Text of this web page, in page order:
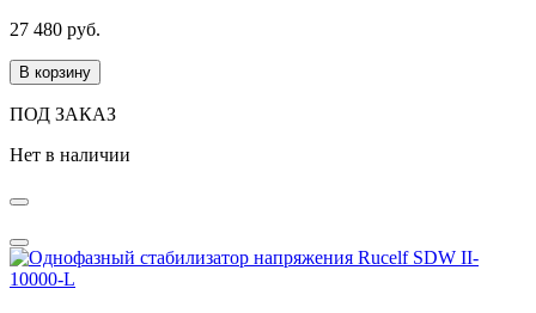
27 480 руб.
В корзину
ПОД ЗАКАЗ
Нет в наличии